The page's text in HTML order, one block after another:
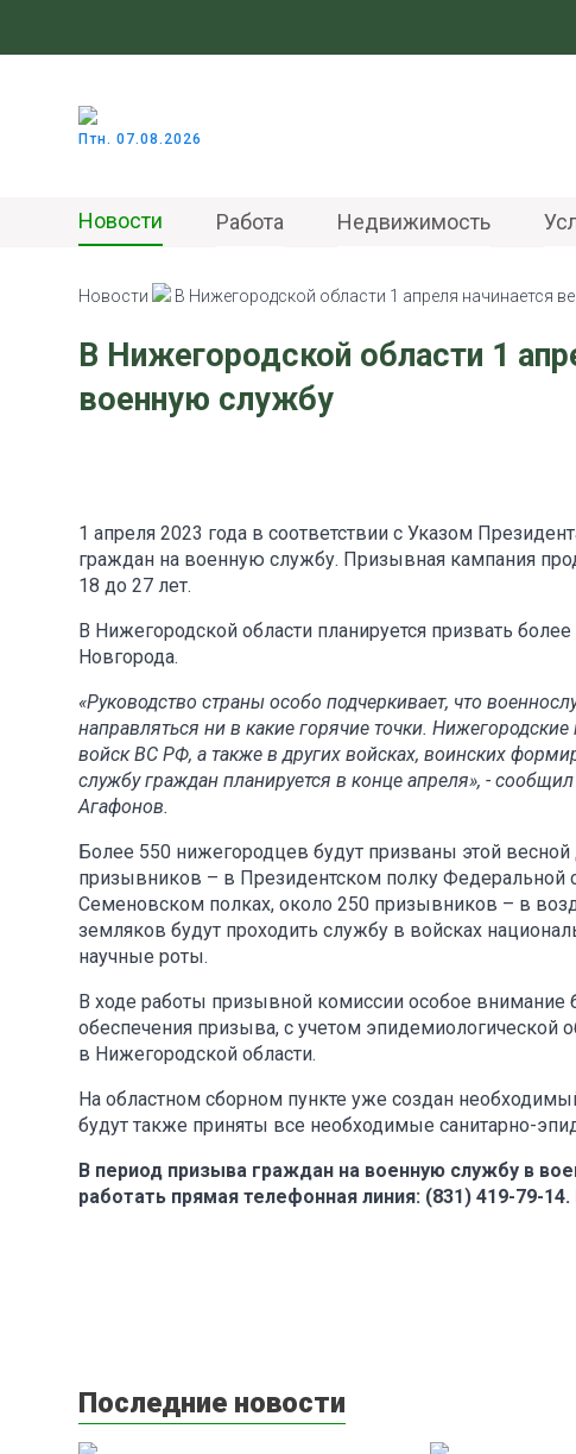
Птн. 07.08.2026
Новости Работа Недвижимость
Новости В Нижегородской области 1 апреля начинается
В Нижегородской области 1
военную службу
1 апреля 2023 года в соответствии с Указом
граждан на военную службу. Призывная кампания
18 до 27 лет.
В Нижегородской области планируется призвать
Новгорода.
«Руководство страны особо подчеркивает, что
направляться ни в какие горячие точки.
войск ВС РФ, а также в других войсках, воинских
службу граждан планируется в конце апреля», -
Агафонов.
Более 550 нижегородцев будут призваны этой
призывников – в Президентском полку
Семеновском полках, около 250 призывников – в
земляков будут проходить службу в войсках
научные роты.
В ходе работы призывной комиссии особое внимание
обеспечения призыва, с учетом эпидемиологической
в Нижегородской области.
На областном сборном пункте уже создан
будут также приняты все необходимые санитарно-
В период призыва граждан на военную службу в
работать прямая телефонная линия: (831) 419-79-
Последние новости